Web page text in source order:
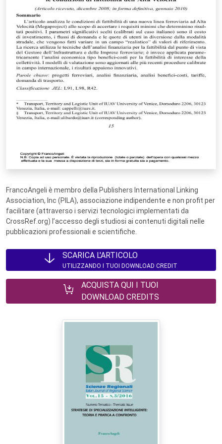
FrancoAngeli è membro della Publishers International Linking
Association, Inc (PILA), associazione indipendente e non profit per
facilitare (attraverso i servizi tecnologici implementati da
CrossRef.org) l’accesso degli studiosi ai contenuti digitali nelle
pubblicazioni professionali e scientifiche.
SCARICA L'ARTICOLO
UTILIZZANDO I TUOI DOWNLOAD CREDIT
ACQUISTA QUI I TUOI
DOWNLOAD CREDITS